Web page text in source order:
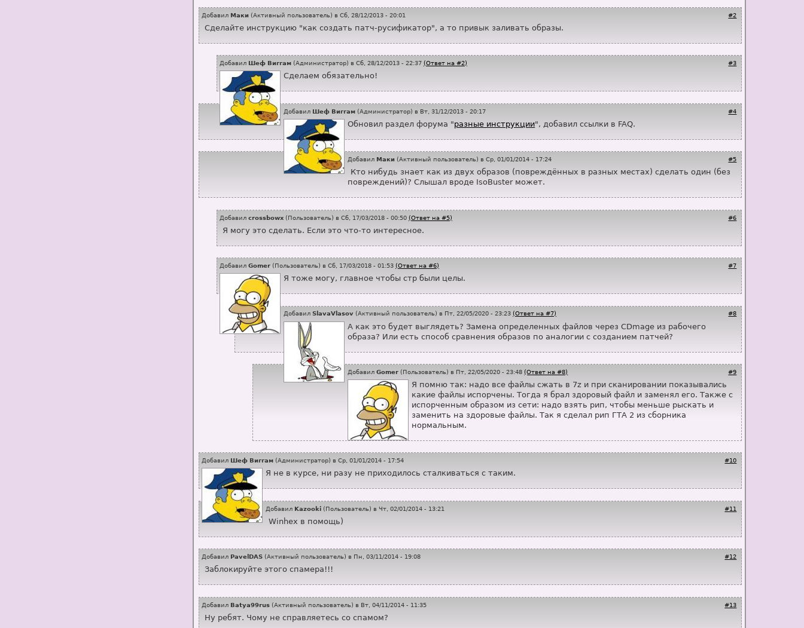
Добавил Маки(Активный пользователь) в Сб, 28/12/2013 - 20:01 #2
Сделайте инструкцию "как создать патч-русификатор", а то привык заливать образы.
Добавил Шеф Виггам(Администратор) в Сб, 28/12/2013 - 22:37 (Ответ на #2) #3
Сделаем обязательно!
Добавил Шеф Виггам (Администратор) в Вт, 31/12/2013 - 20:17 #4
Обновил раздел форума "разные инструкции", добавил ссылки в FAQ.
Добавил Маки (Активный пользователь) в Ср, 01/01/2014 - 17:24 #5
Кто нибудь знает как из двух образов (повреждённых в разных местах) сделать один (без
повреждений)? Слышал вроде IsoBuster может.
Добавил crossbowx(Пользователь) в Сб, 17/03/2018 - 00:50 (Ответ на #5) #6
Я могу это сделать. Если это что-то интересное.
Добавил Gomer(Пользователь) в Сб, 17/03/2018 - 01:53 (Ответ на #6) #7
Я тоже могу, главное чтобы стр были целы.
ДобавилSlavaVlasov (Активный пользователь) в Пт, 22/05/2020 - 23:23(Ответ на #7) #8
А как это будет выглядеть? Замена определенных файлов через CDmage из рабочего
образа? Или есть способ сравнения образов по аналогии с созданием патчей?
ДобавилGomer (Пользователь) в Пт, 22/05/2020 - 23:48(Ответ на #8) #9
Я помню так: надо все файлы сжать в 7z и при сканировании показывались
какие файлы испорчены. Тогда я брал здоровый файл и заменял его. Также с
испорченным образом из сети: надо взять рип, чтобы меньше рыскать и
заменить на здоровые файлы. Так я сделал рип ГТА 2 из сборника
нормальным.
Добавил Шеф Виггам(Администратор) в Ср, 01/01/2014 - 17:54 #10
Я не в курсе, ни разу не приходилось сталкиваться с таким.
Добавил Kazooki (Пользователь) в Чт, 02/01/2014 - 13:21 #11
Winhex в помощь)
Добавил PavelDAS(Активный пользователь) в Пн, 03/11/2014 - 19:08 #12
Заблокируйте этого спамера!!!
Добавил Batya99rus(Активный пользователь) в Вт, 04/11/2014 - 11:35 #13
Ну ребят. Чому не справляетесь со спамом?